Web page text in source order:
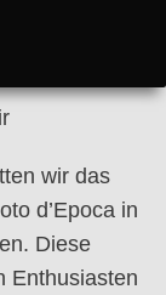
wir das
d’Epoca in
Diese
Enthusiasten